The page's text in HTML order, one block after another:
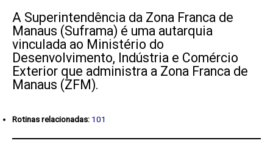
A Superintendência da Zona Franca de
Manaus (Suframa) é uma autarquia
vinculada ao Ministério do
Desenvolvimento, Indústria e Comércio
Exterior que administra a Zona Franca de
Manaus (ZFM).
Rotinas relacionadas: 101